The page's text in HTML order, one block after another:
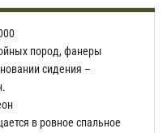
пород, фанеры
сидения –
в ровное спальное